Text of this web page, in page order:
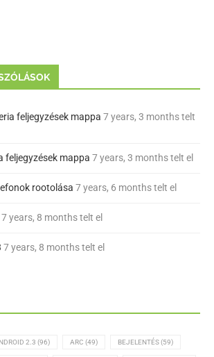
feljegyzések mappa 7 years, 3 months telt
feljegyzések mappa 7 years, 3 months telt el
rootolása 7 years, 6 months telt el
7 years, 8 months telt el
7 years, 8 months telt el
2.3 (96) ARC (49) BEJELENTÉS(59)